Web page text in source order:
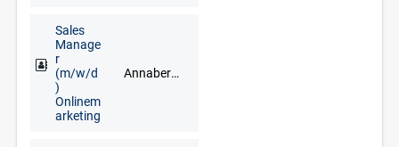
Sales
Manage
r
(m/w/d
)
Onlinem
arketing
Annaberg-Buchholz, Marienberg, Schwarzenberg/Erzgebirge